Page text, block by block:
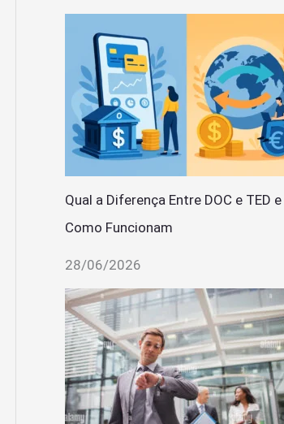
Qual a Diferença Entre DOC e TED e
Como Funcionam
28/06/2026